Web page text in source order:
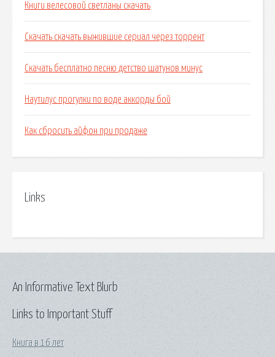
Книги велесовой светланы скачать
Скачать скачать выжившие сериал через торрент
Скачать бесплатно песню детство шатунов минус
Наутилус прогулки по воде аккорды бой
Как сбросить айфон при продаже
Links
Links to Important Stuff
Книга в 16 лет
An Informative Text Blurb